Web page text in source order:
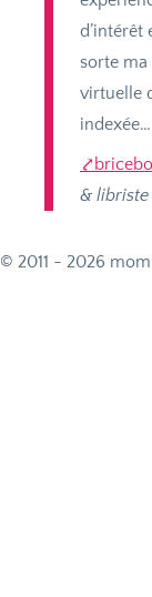
d’intérêt
sorte
virtuelle
indexée…
&
© 2011 - 2026